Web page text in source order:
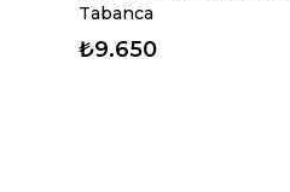
Tabanca
₺9.650